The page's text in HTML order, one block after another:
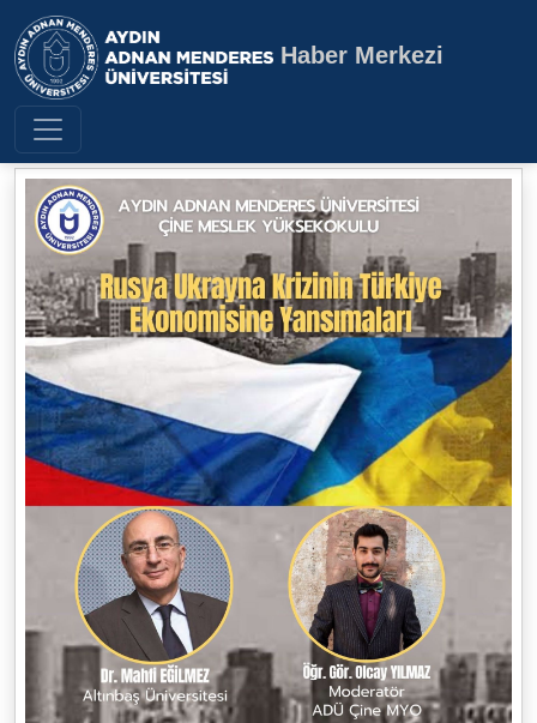
Aydın Adnan Menderes
Haber Merkezi